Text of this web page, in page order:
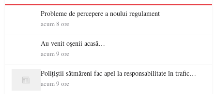
Probleme de percepere a noului regulament
acum 8 ore
Au venit oșenii acasă…
acum 9 ore
Polițiștii sătmăreni fac apel la responsabilitate în trafic…
acum 9 ore